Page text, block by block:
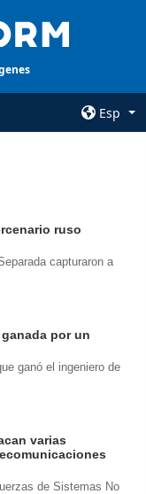
Esp
la agencia
de
servicios
y
ruso
capturaron a
por un
ganó el ingeniero de
varias
de Sistemas No